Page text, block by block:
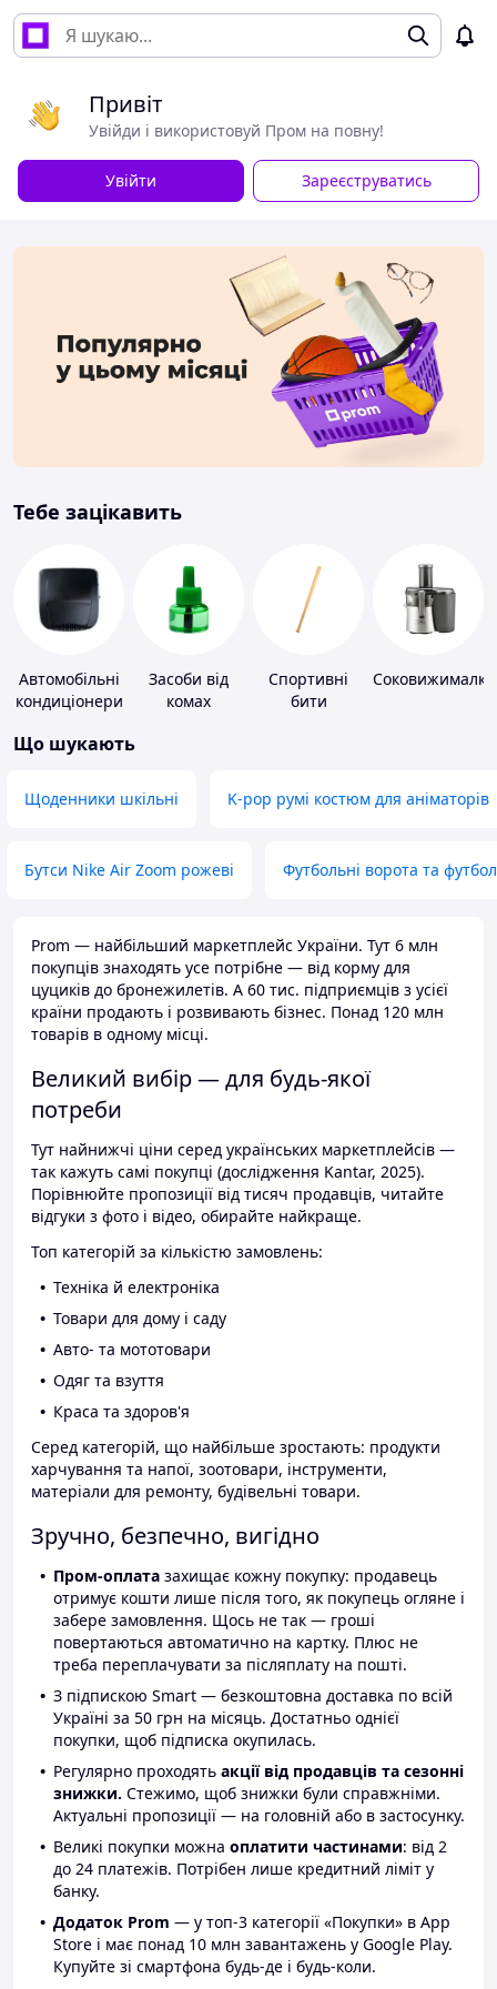
Привіт
Увійди і використовуй Пром на повну!
Увійти Зареєструватись
Тебе зацікавить
Автомобільні
кондиціонери
Засоби від
комах
Спортивні
бити
Соковижималки
Що шукають
Щоденники шкільні K-pop румі костюм для аніматорів
Бутси Nike Air Zoom рожеві Футбольні ворота та
Prom — найбільший маркетплейс України. Тут 6 млн
покупців знаходять усе потрібне — від корму для
цуциків до бронежилетів. А 60 тис. підприємців з усієї
країни продають і розвивають бізнес. Понад 120 млн
товарів в одному місці.
Великий вибір — для будь-якої
потреби
Тут найнижчі ціни серед українських маркетплейсів —
так кажуть самі покупці (дослідження Kantar, 2025).
Порівнюйте пропозиції від тисяч продавців, читайте
відгуки з фото і відео, обирайте найкраще.
Топ категорій за кількістю замовлень:
Техніка й електроніка
Товари для дому і саду
Авто- та мототовари
Одяг та взуття
Краса та здоров'я
Серед категорій, що найбільше зростають: продукти
харчування та напої, зоотовари, інструменти,
матеріали для ремонту, будівельні товари.
Зручно, безпечно, вигідно
Пром-оплата захищає кожну покупку: продавець
отримує кошти лише після того, як покупець огляне і
забере замовлення. Щось не так — гроші
повертаються автоматично на картку. Плюс не
треба переплачувати за післяплату на пошті.
З підпискою Smart — безкоштовна доставка по всій
Україні за 50 грн на місяць. Достатньо однієї
покупки, щоб підписка окупилась.
Регулярно проходять акції від продавців та сезонні
знижки. Стежимо, щоб знижки були справжніми.
Актуальні пропозиції — на головній або в застосунку.
Великі покупки можна оплатити частинами: від 2
до 24 платежів. Потрібен лише кредитний ліміт у
банку.
Додаток Prom — у топ-3 категорії «Покупки» в App
Store і має понад 10 млн завантажень у Google Play.
Купуйте зі смартфона будь-де і будь-коли.